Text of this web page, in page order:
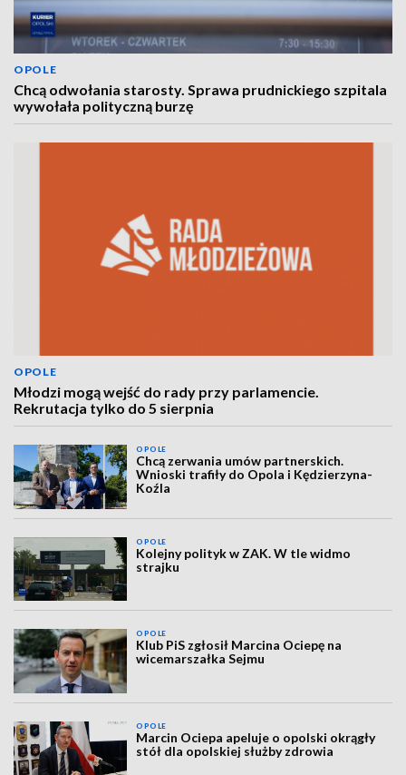
OPOLE
Chcą odwołania starosty. Sprawa prudnickiego szpitala
wywołała polityczną burzę
OPOLE
Młodzi mogą wejść do rady przy parlamencie.
Rekrutacja tylko do 5 sierpnia
OPOLE
Chcą zerwania umów partnerskich.
Wnioski trafiły do Opola i Kędzierzyna-
Koźla
OPOLE
Kolejny polityk w ZAK. W tle widmo
strajku
OPOLE
Klub PiS zgłosił Marcina Ociepę na
wicemarszałka Sejmu
OPOLE
Marcin Ociepa apeluje o opolski okrągły
stół dla opolskiej służby zdrowia